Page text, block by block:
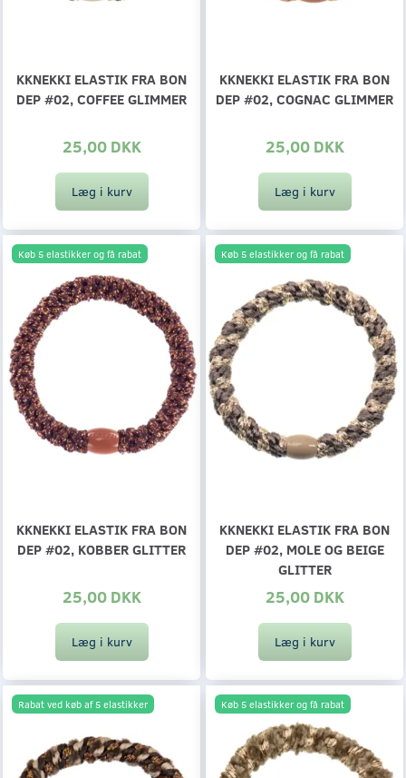
KKNEKKI ELASTIK FRA BON
DEP #02, COFFEE GLIMMER
25,00 DKK
Læg i kurv
KKNEKKI ELASTIK FRA BON
DEP #02, COGNAC GLIMMER
25,00 DKK
Læg i kurv
Køb 5 elastikker og få rabat
KKNEKKI ELASTIK FRA BON
DEP #02, KOBBER GLITTER
25,00 DKK
Læg i kurv
Køb 5 elastikker og få rabat
KKNEKKI ELASTIK FRA BON
DEP #02, MOLE OG BEIGE
GLITTER
25,00 DKK
Læg i kurv
Rabat ved køb af 5 elastikker Køb 5 elastikker og få rabat